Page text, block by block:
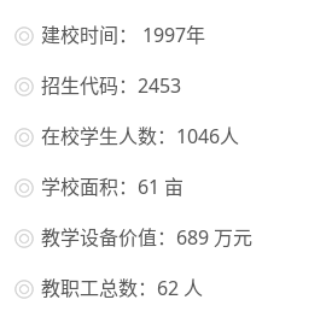
建校时间： 1997年
招生代码：2453
在校学生人数：1046人
学校面积：61 亩
教学设备价值：689 万元
教职工总数：62 人